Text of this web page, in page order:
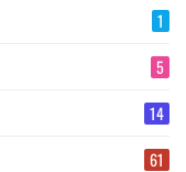
1
5
14
61